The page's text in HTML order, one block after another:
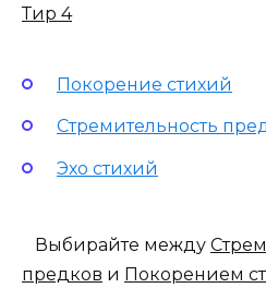
Тир 4
Покорение стихий
Стремительность
Эхо стихий
Выбирайте между
предков и Покорением